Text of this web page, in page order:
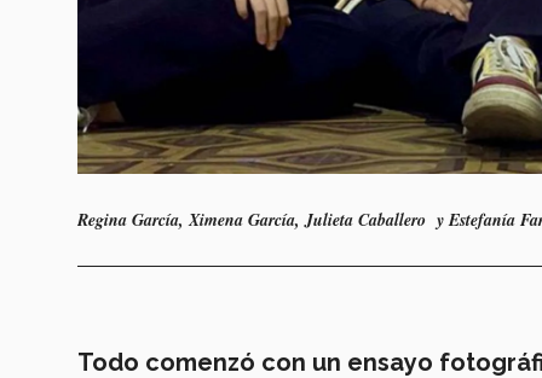
Regina García, Ximena García, Julieta Caballero y Estefanía
Todo comenzó con un ensayo